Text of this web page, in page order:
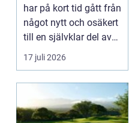
har på kort tid gått från
något nytt och osäkert
till en självklar del av
må...
17 juli 2026